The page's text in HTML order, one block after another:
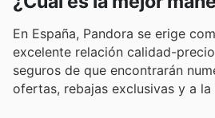
En España, Pandora se erige
excelente relación calidad-
seguros de que encontrarán
ofertas, rebajas exclusivas y a